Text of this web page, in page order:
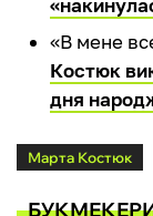
«В мене
Костюк
дня
Марта Костюк